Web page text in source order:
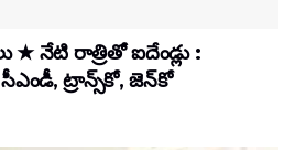
★ నేటి రాత్రితో ఐదేండ్లు :
సీఎండీ, ట్రాన్స్‌కో, జెన్‌కో